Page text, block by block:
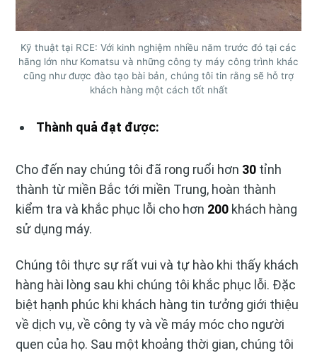
Kỹ thuật tại RCE: Với kinh nghiệm nhiều năm trước đó tại các
hãng lớn như Komatsu và những công ty máy công trình khác
cũng như được đào tạo bài bản, chúng tôi tin rằng sẽ hỗ trợ
khách hàng một cách tốt nhất
Thành quả đạt được:
Cho đến nay chúng tôi đã rong ruổi hơn 30 tỉnh
thành từ miền Bắc tới miền Trung, hoàn thành
kiểm tra và khắc phục lỗi cho hơn 200 khách hàng
sử dụng máy.
Chúng tôi thực sự rất vui và tự hào khi thấy khách
hàng hài lòng sau khi chúng tôi khắc phục lỗi. Đặc
biệt hạnh phúc khi khách hàng tin tưởng giới thiệu
về dịch vụ, về công ty và về máy móc cho người
quen của họ. Sau một khoảng thời gian, chúng tôi